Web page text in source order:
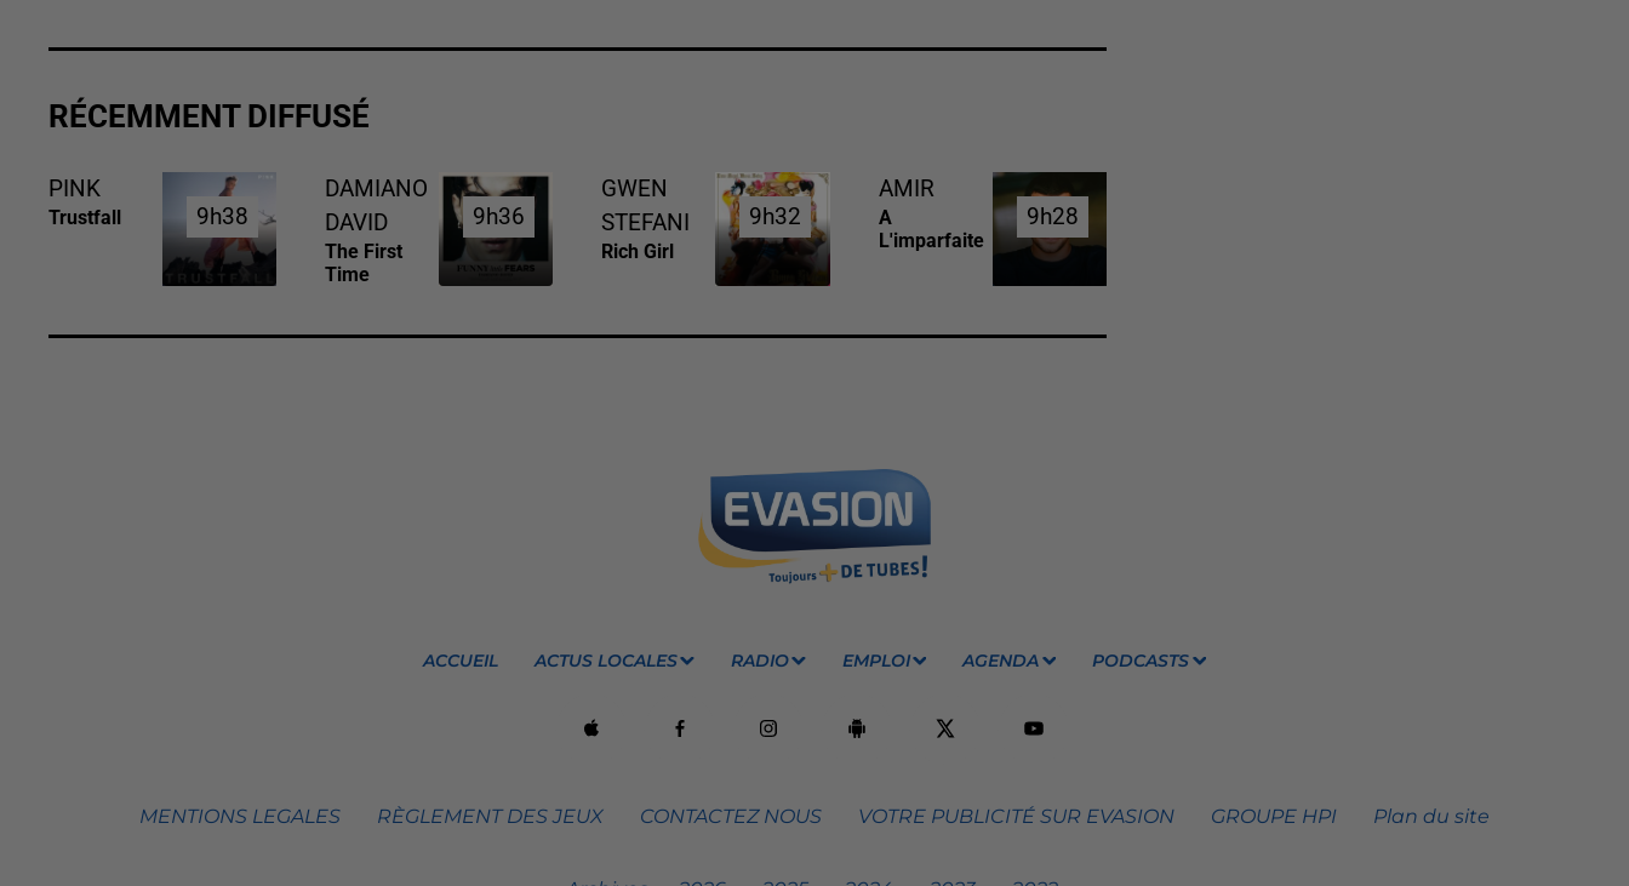
RÉCEMMENT DIFFUSÉ
PINK
Trustfall 9h38
9h38
DAMIANO
DAVID
The First
Time
9h36
9h36
GWEN
STEFANI
Rich Girl
9h32
9h32
AMIR
A
L'imparfaite
9h28
9h28
ACCUEIL ACTUS LOCALES RADIO EMPLOI AGENDA PODCASTS
MENTIONS LEGALES RÈGLEMENT DES JEUX CONTACTEZ NOUS VOTRE PUBLICITÉ SUR EVASION GROUPE HPI Plan du site